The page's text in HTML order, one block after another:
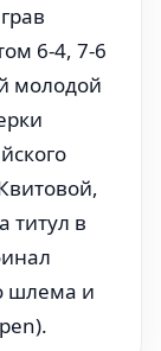
6-4, 7-6
молодой
титул в
шлема и